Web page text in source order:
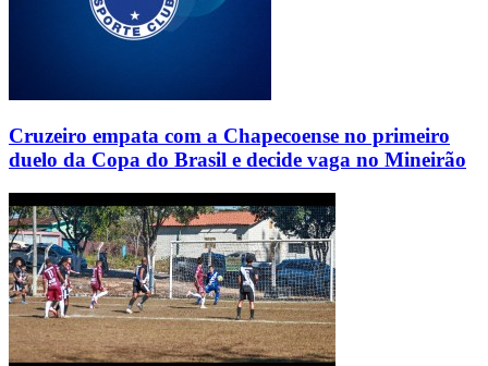
Cruzeiro empata com a Chapecoense no primeiro
duelo da Copa do Brasil e decide vaga no Mineirão